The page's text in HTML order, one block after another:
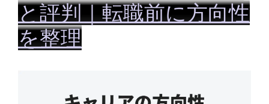
と評判｜転職前に方向性
を整理